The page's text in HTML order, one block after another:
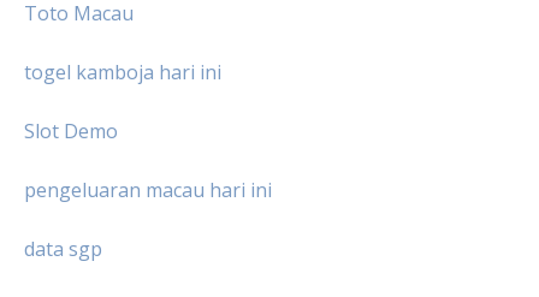
Toto Macau
togel kamboja hari ini
Slot Demo
pengeluaran macau hari ini
data sgp